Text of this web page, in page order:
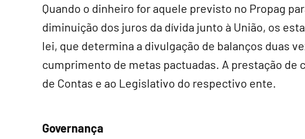
Quando o dinheiro for aquele previsto no Propag
diminuição dos juros da dívida junto à União, os
lei, que determina a divulgação de balanços duas
cumprimento de metas pactuadas. A prestação de
de Contas e ao Legislativo do respectivo ente.
Governança